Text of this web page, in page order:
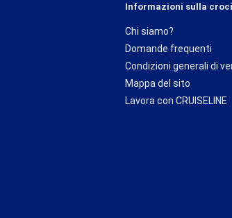
Informazioni sulla
Chi siamo?
Domande frequenti
Condizioni generali di
Mappa del sito
Lavora con CRUISELINE